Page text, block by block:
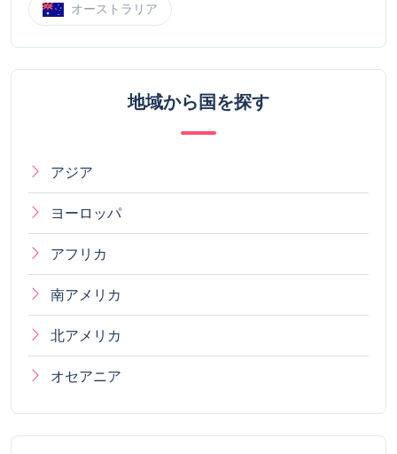
オーストラリア
地域から国を探す
アジア
ヨーロッパ
アフリカ
南アメリカ
北アメリカ
オセアニア